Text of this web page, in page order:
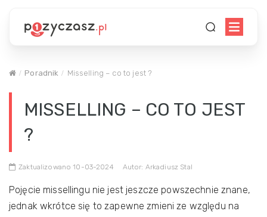
Poradnik Misselling – co to jest ?
MISSELLING – CO TO JEST
?
Zaktualizowano 10-03-2024 Autor: Arkadiusz Stal
Pojęcie missellingu nie jest jeszcze powszechnie znane,
jednak wkrótce się to zapewne zmieni ze względu na